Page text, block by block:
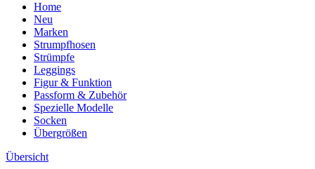
Home
Neu
Marken
Strumpfhosen
Strümpfe
Leggings
Figur & Funktion
Passform & Zubehör
Spezielle Modelle
Socken
Übergrößen
Übersicht